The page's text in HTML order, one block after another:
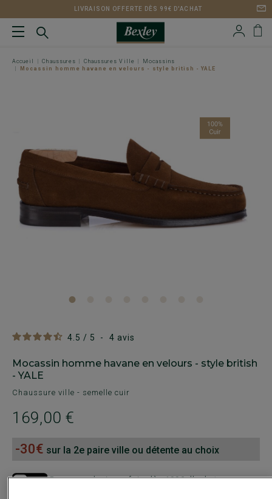
LIVRAISON OFFERTE DÈS 99€ D'ACHAT
Accueil Chaussures Chaussures Ville
Mocassins
Mocassin homme havane en velours - style british - YALE
4.5 / 5 - 4 avis
Mocassin homme havane en velours - style british
- YALE
Chaussure ville - semelle cuir
169,00 €
-30€ sur la 2e paire ville ou détente au choix
Payez en plusieurs fois dès 199€ d'achat